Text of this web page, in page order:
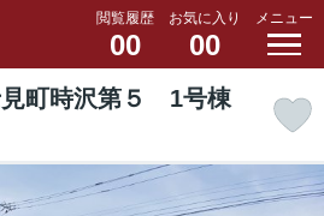
閲覧履歴
00
お気に入り
00
メニュー
町時沢第５ 1号棟